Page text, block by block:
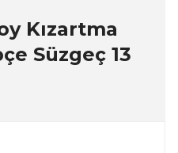
Kızartma
Süzgeç 13